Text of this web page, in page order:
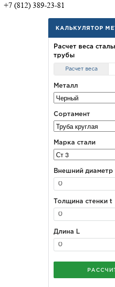
+7 (812) 389-23-81